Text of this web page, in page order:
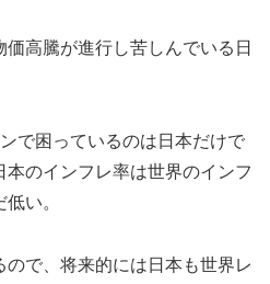
高騰が進行し苦しんでいる日
で困っているのは日本だけで
のインフレ率は世界のインフ
い。
で、将来的には日本も世界レ